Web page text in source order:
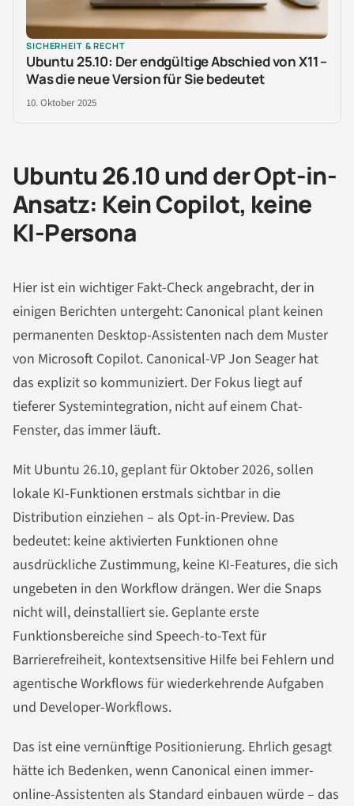
SICHERHEIT & RECHT
Ubuntu 25.10: Der endgültige Abschied von X11 –
Was die neue Version für Sie bedeutet
10. Oktober 2025
Ubuntu 26.10 und der Opt-in-
Ansatz: Kein Copilot, keine
KI-Persona
Hier ist ein wichtiger Fakt-Check angebracht, der in
einigen Berichten untergeht: Canonical plant keinen
permanenten Desktop-Assistenten nach dem Muster
von Microsoft Copilot. Canonical-VP Jon Seager hat
das explizit so kommuniziert. Der Fokus liegt auf
tieferer Systemintegration, nicht auf einem Chat-
Fenster, das immer läuft.
Mit Ubuntu 26.10, geplant für Oktober 2026, sollen
lokale KI-Funktionen erstmals sichtbar in die
Distribution einziehen – als Opt-in-Preview. Das
bedeutet: keine aktivierten Funktionen ohne
ausdrückliche Zustimmung, keine KI-Features, die sich
ungebeten in den Workflow drängen. Wer die Snaps
nicht will, deinstalliert sie. Geplante erste
Funktionsbereiche sind Speech-to-Text für
Barrierefreiheit, kontextsensitive Hilfe bei Fehlern und
agentische Workflows für wiederkehrende Aufgaben
und Developer-Workflows.
Das ist eine vernünftige Positionierung. Ehrlich gesagt
hätte ich Bedenken, wenn Canonical einen immer-
online-Assistenten als Standard einbauen würde – das